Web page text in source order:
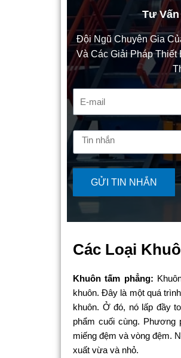
Tư
Đội Ngũ Chuyên Gia
Và Các Giải Pháp Thiết
GỬI TIN NHẮN
Các Loại
Khuôn tấm phẳng:
khuôn. Đây là một quá
khuôn. Ở đó, nó lấp đầy
phẩm cuối cùng.
miếng đệm và vòng đệm.
xuất vừa và nhỏ.